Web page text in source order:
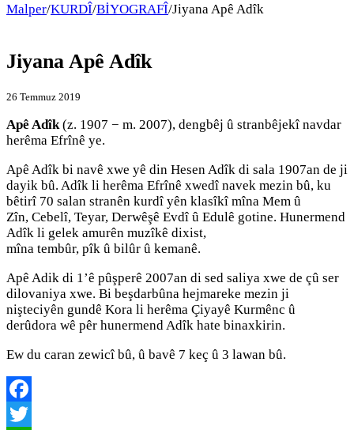
Malper/KURDÎ/BİYOGRAFÎ/Jiyana Apê Adîk
Jiyana Apê Adîk
26 Temmuz 2019
Apê Adîk (z. 1907 − m. 2007), dengbêj û stranbêjekî navdar
herêma Efrînê ye.
Apê Adîk bi navê xwe yê din Hesen Adîk di sala 1907an de ji
dayik bû. Adîk li herêma Efrînê xwedî navek mezin bû, ku
bêtirî 70 salan stranên kurdî yên klasîkî mîna Mem û
Zîn, Cebelî, Teyar, Derwêşê Evdî û Edulê gotine. Hunermend
Adîk li gelek amurên muzîkê dixist,
mîna tembûr, pîk û bilûr û kemanê.
Apê Adik di 1’ê pûşperê 2007an di sed saliya xwe de çû ser
dilovaniya xwe. Bi beşdarbûna hejmareke mezin ji
nişteciyên gundê Kora li herêma Çiyayê Kurmênc û
derûdora wê pêr hunermend Adîk hate binaxkirin.
Ew du caran zewicî bû, û bavê 7 keç û 3 lawan bû.
Facebook